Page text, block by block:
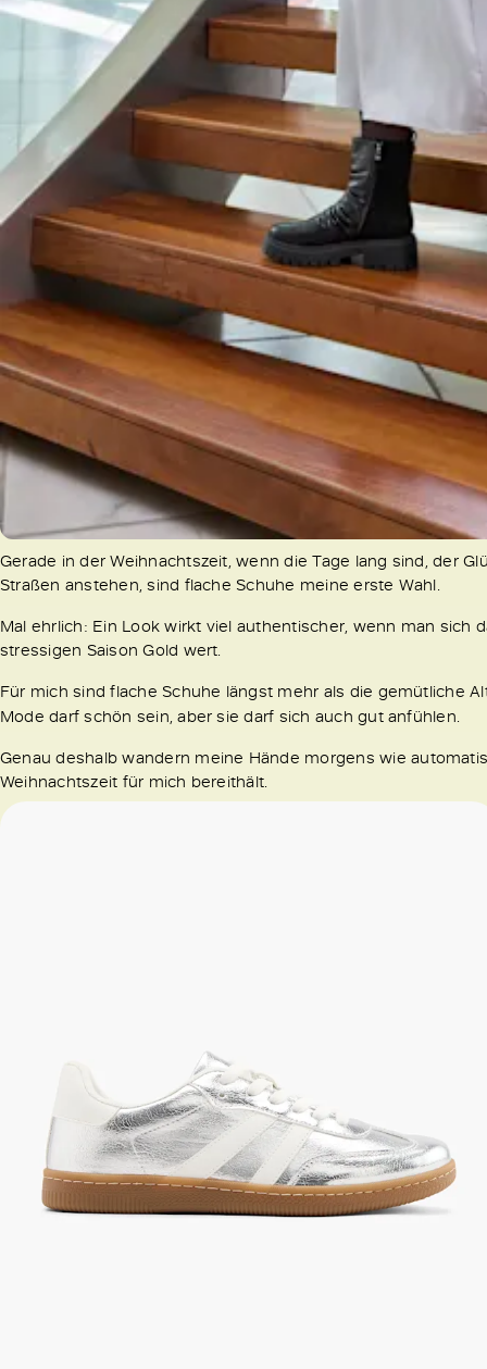
Gerade in der Weihnachtszeit, wenn die Tage lang sind, der
Straßen anstehen, sind flache Schuhe meine erste Wahl.
Mal ehrlich: Ein Look wirkt viel authentischer, wenn man
stressigen Saison Gold wert.
Für mich sind flache Schuhe längst mehr als die gemütliche
Mode darf schön sein, aber sie darf sich auch gut anfühlen.
Genau deshalb wandern meine Hände morgens wie
Weihnachtszeit für mich bereithält.